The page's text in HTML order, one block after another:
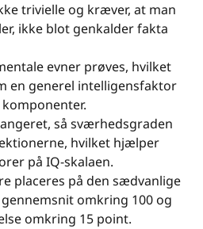
trivielle og kræver, at man
ikke blot genkalder fakta
evner prøves, hvilket
en generel intelligensfaktor
så sværhedsgraden
hvilket hjælper
på IQ-skalaen.
placeres på den sædvanlige
omkring 100 og
omkring 15 point.